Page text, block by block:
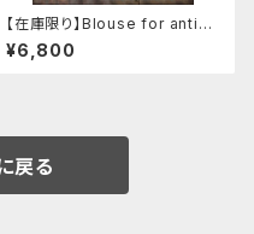
【在庫限り】Blouse for antiqu
e automaton
¥6,800
戻る